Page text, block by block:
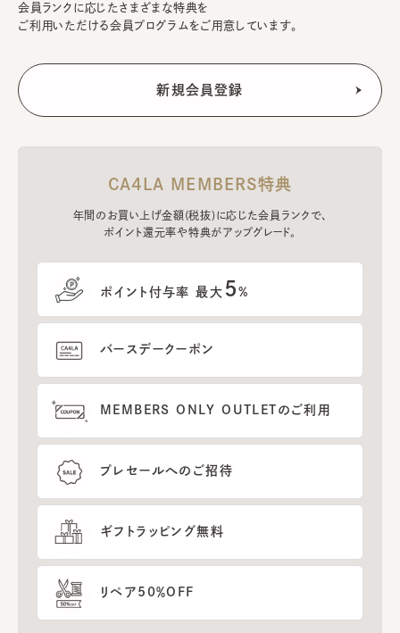
会員ランクに応じたさまざまな特典を
ご利用いただける会員プログラムをご用意しています。
CA4LA MEMBERS特典
年間のお買い上げ金額(税抜)に応じた会員ランクで、
ポイント還元率や特典がアップグレード。
ポイント付与率 最大 5%
バースデークーポン
MEMBERS ONLY OUTLETのご利用
プレセールへのご招待
ギフトラッピング無料
リペア50％OFF